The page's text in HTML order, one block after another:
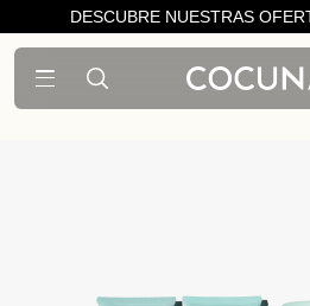
DESCUBRE NUESTRAS